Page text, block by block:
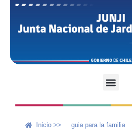
Inicio >> guia para la familia